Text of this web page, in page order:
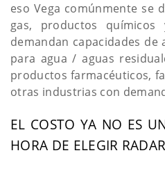
eso Vega comúnmente se
gas, productos
demandan capacidades
para agua / aguas
productos farmacéuticos,
otras industrias con
EL COSTO YA NO ES
HORA DE ELEGIR RADAR